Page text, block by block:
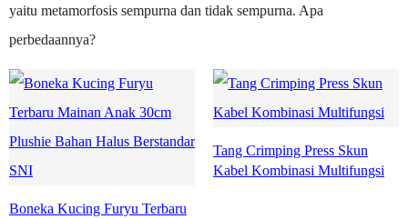
yaitu metamorfosis sempurna dan tidak sempurna. Apa
perbedaannya?
Boneka Kucing Furyu Terbaru
Tang Crimping Press Skun
Kabel Kombinasi Multifungsi